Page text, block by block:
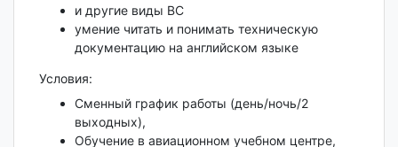
и другие виды ВС
умение читать и понимать техническую
документацию на английском языке
Условия:
Сменный график работы (день/ночь/2
выходных),
Обучение в авиационном учебном центре,